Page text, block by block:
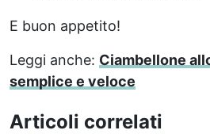
E buon appetito!
Leggi anche: Ciambellone
semplice e veloce
Articoli correlati